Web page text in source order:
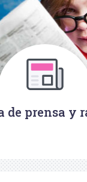
de prensa y